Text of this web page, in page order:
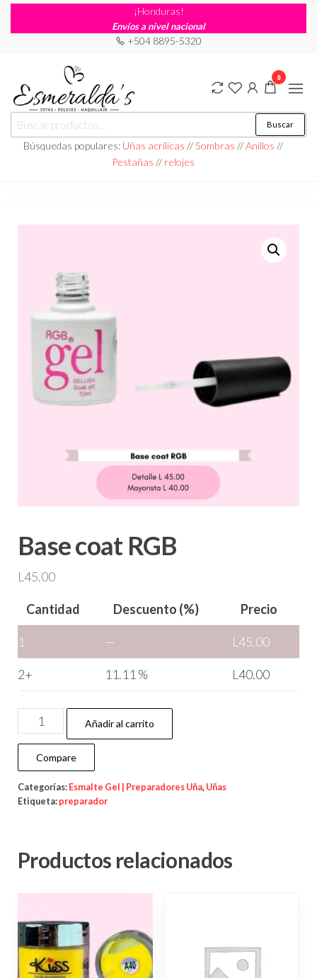
¡Honduras!
Envíos a nivel nacional
+504 8895-5320
Joyería
Esmeraldas
Joyería |
Maquillaje
|
Relojería
Buscar
Búsquedas populares: Uñas acrílicas //Sombras //Anillos //
Pestañas // relojes
0
Base coat RGB
L 45.00
Cantidad Descuento (%) Precio
1 — L 45.00
2+ 11.11 % L 40.00
Añadir al carrito
Compare
Categorías: Esmalte Gel | Preparadores Uña, Uñas
Etiqueta: preparador
Productos relacionados